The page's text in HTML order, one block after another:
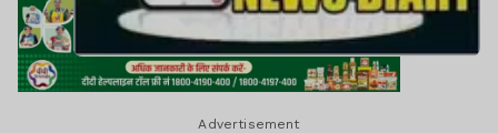
Advertisement